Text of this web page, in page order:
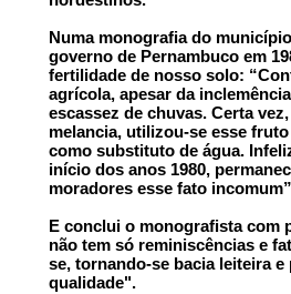
Numa monografia do
governo de Pernambuco em
fertilidade de nosso solo:
agrícola, apesar da
escassez de chuvas. Certa
melancia, utilizou-se esse
como substituto de água.
início dos anos 1980,
moradores esse fato
E conclui o monografista com
não tem só reminiscências e
se, tornando-se bacia leiteira
qualidade".